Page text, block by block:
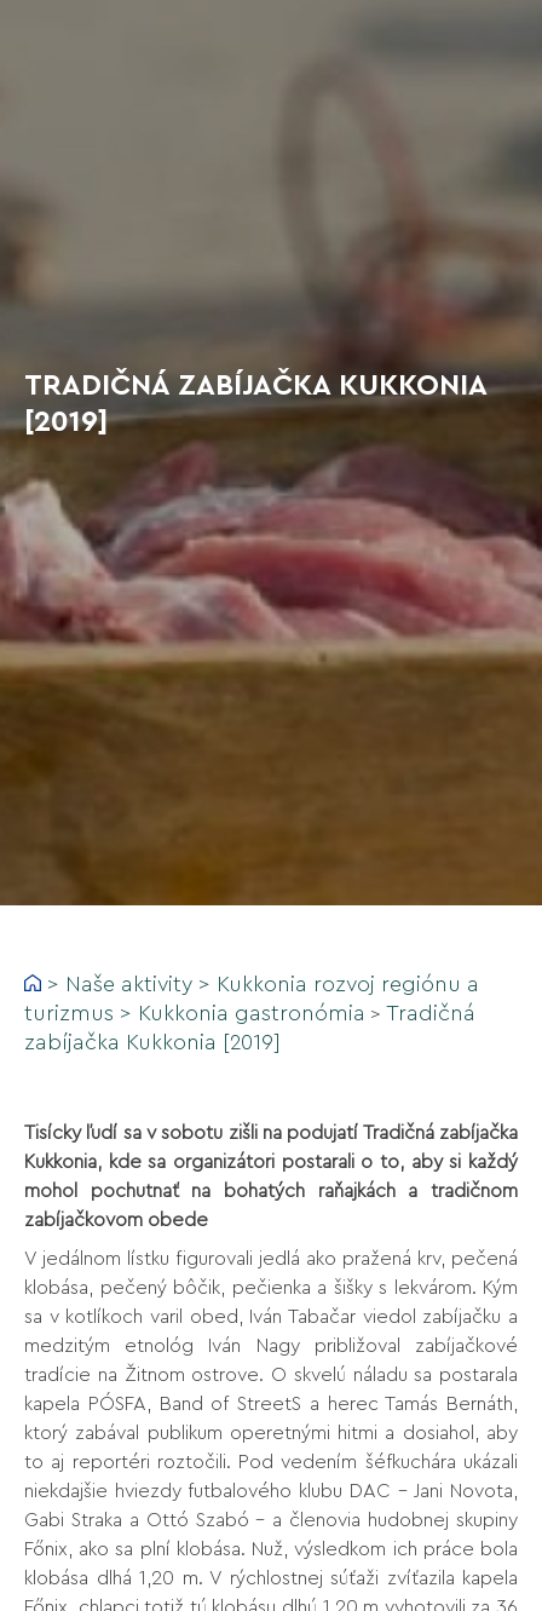
TRADIČNÁ ZABÍJAČKA KUKKONIA
[2019]
> Naše aktivity > Kukkonia rozvoj regiónu a
turizmus > Kukkonia gastronómia > Tradičná
zabíjačka Kukkonia [2019]
Tisícky ľudí sa v sobotu zišli na podujatí Tradičná zabíjačka
Kukkonia, kde sa organizátori postarali o to, aby si každý
mohol pochutnať na bohatých raňajkách a tradičnom
zabíjačkovom obede
V jedálnom lístku figurovali jedlá ako pražená krv, pečená
klobása, pečený bôčik, pečienka a šišky s lekvárom. Kým
sa v kotlíkoch varil obed, Iván Tabačar viedol zabíjačku a
medzitým etnológ Iván Nagy približoval zabíjačkové
tradície na Žitnom ostrove. O skvelú náladu sa postarala
kapela PÓSFA, Band of StreetS a herec Tamás Bernáth,
ktorý zabával publikum operetnými hitmi a dosiahol, aby
to aj reportéri roztočili. Pod vedením šéfkuchára ukázali
niekdajšie hviezdy futbalového klubu DAC – Jani Novota,
Gabi Straka a Ottó Szabó – a členovia hudobnej skupiny
Főnix, ako sa plní klobása. Nuž, výsledkom ich práce bola
klobása dlhá 1,20 m. V rýchlostnej súťaži zvíťazila kapela